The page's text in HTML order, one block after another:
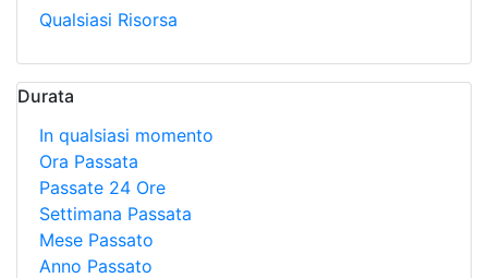
Qualsiasi Risorsa
Durata
In qualsiasi momento
Ora Passata
Passate 24 Ore
Settimana Passata
Mese Passato
Anno Passato